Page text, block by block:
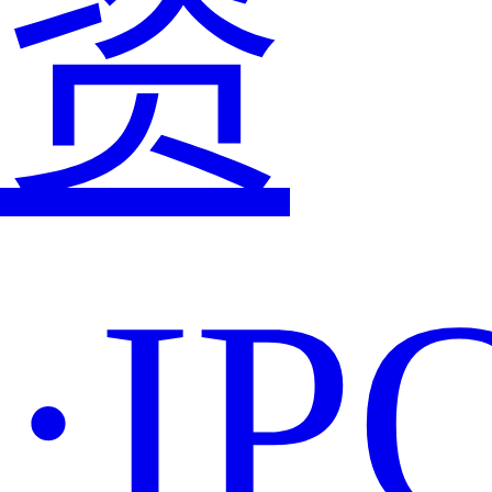
资